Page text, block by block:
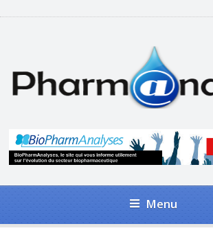
Menu